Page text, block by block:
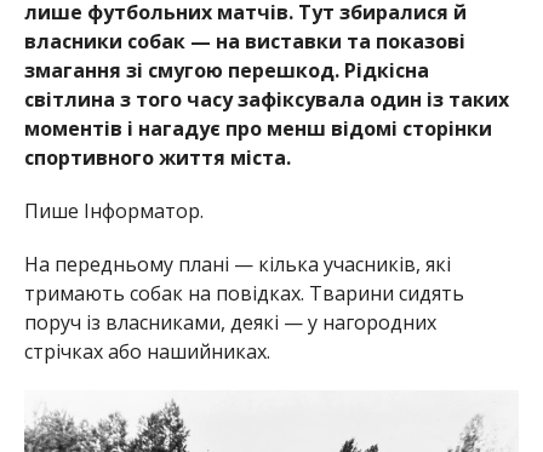
лише футбольних матчів. Тут збиралися й
власники собак — на виставки та показові
змагання зі смугою перешкод. Рідкісна
світлина з того часу зафіксувала один із таких
моментів і нагадує про менш відомі сторінки
спортивного життя міста.
Пише Інформатор.
На передньому плані — кілька учасників, які
тримають собак на повідках. Тварини сидять
поруч із власниками, деякі — у нагородних
стрічках або нашийниках.